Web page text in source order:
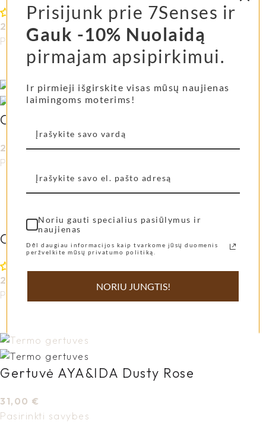
29,00€
Pasirinkti savybes
CUP2GO AYA&IDA Dusty Rose
29,00€ – 34,00€
Pasirinkti savybes
CUP2GO AYA&IDA mint green
29,00
Pasirinkti savybes
Gertuvė AYA&IDA Dusty Rose
31,00 €
Pasirinkti savybes
Prisijunk prie 7Senses ir
Gauk -10% Nuolaidą
pirmajam apsipirkimui.
Ir pirmieji išgirskite visas mūsų naujienas
laimingoms moterims!
Noriu gauti specialius pasiūlymus ir
naujienas
Dėl daugiau informacijos kaip tvarkome jūsų duomenis
peržvelkite mūsų privatumo politiką.
NORIU JUNGTIS!